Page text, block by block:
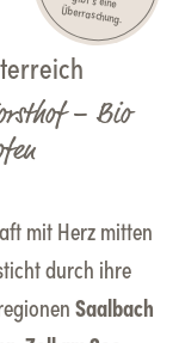
Überraschung.
– Bio
mit Herz mitten
durch ihre
Saalbach